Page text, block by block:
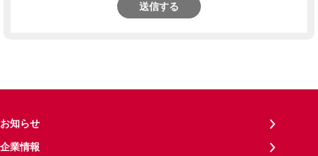
送信する
お知らせ
企業情報